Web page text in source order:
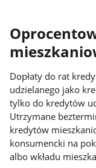
Dopłaty do rat
udzielanego jako
tylko do kredytów
Utrzymane
kredytów
konsumencki na
albo wkładu